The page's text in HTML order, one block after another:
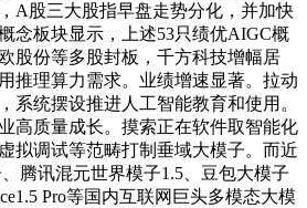
A股三大股指早盘走势分化，并加快
念板块显示，上述53只绩优AIGC概
股份等多股封板，千方科技增幅居
推理算力需求。业绩增速显著。拉动
系统摆设推进人工智能教育和使用。
高质量成长。摸索正在软件取智能化
拟调试等范畴打制垂域大模子。而近
腾讯混元世界模子1.5、豆包大模子
Pro等国内互联网巨头多模态大模